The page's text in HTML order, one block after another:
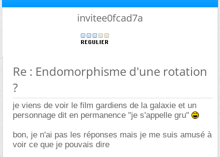
invitee0fcad7a
Re : Endomorphisme d'une rotation
?
je viens de voir le film gardiens de la galaxie et un
personnage dit en permanence "je s'appelle gru"
bon, je n'ai pas les réponses mais je me suis amusé à
voir ce que je pouvais dire